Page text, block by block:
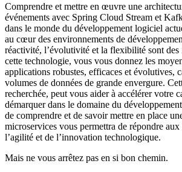
Comprendre et mettre en œuvre une
événements avec Spring Cloud Stream et
dans le monde du développement logiciel
au cœur des environnements de
réactivité, l’évolutivité et la flexibilité sont
cette technologie, vous vous donnez les
applications robustes, efficaces et évolutives,
volumes de données de grande envergure.
recherchée, peut vous aider à accélérer votre
démarquer dans le domaine du
de comprendre et de savoir mettre en place
microservices vous permettra de répondre
l’agilité et de l’innovation technologique.
Mais ne vous arrêtez pas en si bon chemin.